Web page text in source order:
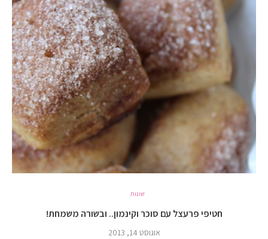
שונות
חטיפי פרעצל עם סוכר וקינמון.. ובשורה משמחת!
אוגוסט 14, 2013